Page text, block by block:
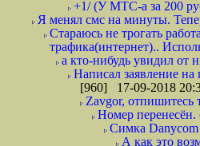
+1/ (У МТС-а за 200
Я менял смс на минуты.
Стараюсь не трогать
трафика(интернет)..
а кто-нибудь увидил от
Написал заявление
[960] 17-09-2018
Zavgor, отпишитесь
Номер перенесён.
Симка Danycom
А как это